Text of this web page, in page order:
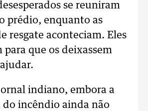
se reuniram
prédio, enquanto as
resgate aconteciam. Eles
que os deixassem
indiano, embora a
do incêndio ainda não